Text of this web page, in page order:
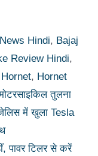
Hindi, Bajaj
Review Hindi,
, Hornet
तुलना
में खुला Tesla
पावर टिलर से करें